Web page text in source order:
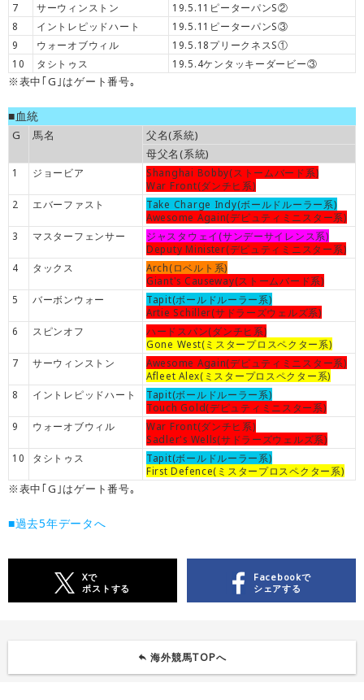
7
サーウィンストン
19.5.11ピーターパンS②
8
イントレピッドハート
19.5.11ピーターパンS③
9
ウォーオブウィル
19.5.18プリークネスS①
10
タシトゥス 19.5.4ケンタッキーダービー③
※表中｢G｣はゲート番号｡
■血統
G 馬名
父名(系統)
母父名(系統)
1 ジョービア
Shanghai Bobby(ストームバード系)
War Front(ダンチヒ系)
2
エバーファスト
Take Charge Indy(ボールドルーラー系)
Awesome Again(デピュティミニスター系)
3
マスターフェンサー
ジャスタウェイ(サンデーサイレンス系)
Deputy Minister(デピュティミニスター系)
4
タックス
Arch(ロベルト系)
Giant's Causeway(ストームバード系)
5
バーボンウォー
Tapit(ボールドルーラー系)
Artie Schiller(サドラーズウェルズ系)
6
スピンオフ
ハードスパン(ダンチヒ系)
Gone West(ミスタープロスペクター系)
7
サーウィンストン
Awesome Again(デピュティミニスター系)
Afleet Alex(ミスタープロスペクター系)
8
イントレピッドハート
Tapit(ボールドルーラー系)
Touch Gold(デピュティミニスター系)
9
ウォーオブウィル
War Front(ダンチヒ系)
Sadler's Wells(サドラーズウェルズ系)
10
タシトゥス
Tapit(ボールドルーラー系)
First Defence(ミスタープロスペクター系)
※表中｢G｣はゲート番号｡
■過去5年データへ
Xで
ポストする
Facebookで
シェアする
海外競馬TOPへ